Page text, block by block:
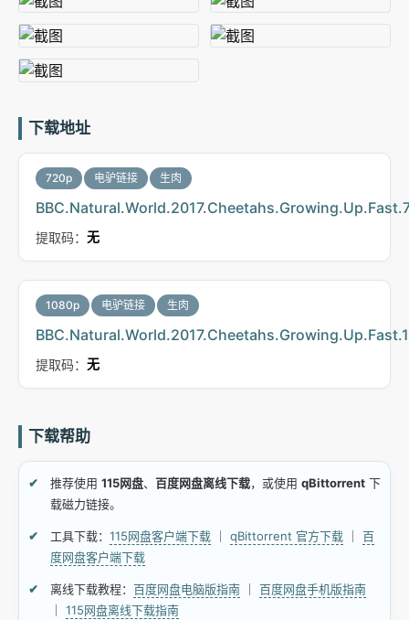
下载地址
720p 电驴链接 生肉
提取码： 无
1080p 电驴链接 生肉
提取码： 无
下载帮助
推荐使用 115网盘、 百度网盘离线下载，或使用 qBittorrent 下
载磁力链接。
工具下载： 115网盘客户端下载 ｜ qBittorrent 官方下载 ｜ 百
度网盘客户端下载
离线下载教程： 百度网盘电脑版指南 ｜ 百度网盘手机版指南
｜ 115网盘离线下载指南